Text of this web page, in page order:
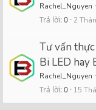
Rachel_Nguyen
Trả lời 0 2
Tư vấn
Bi LED hay
Rachel_Nguyen
Trả lời 0 15